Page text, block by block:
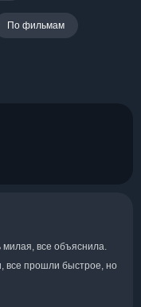
По фильмам
милая, все объяснила.
все прошли быстрое, но